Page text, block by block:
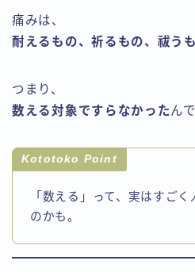
痛みは、
耐えるもの、祈るもの、祓うも
つまり、
数える対象ですらなかった ん
Kototoko Point
「数える」って、実はすご
のかも。